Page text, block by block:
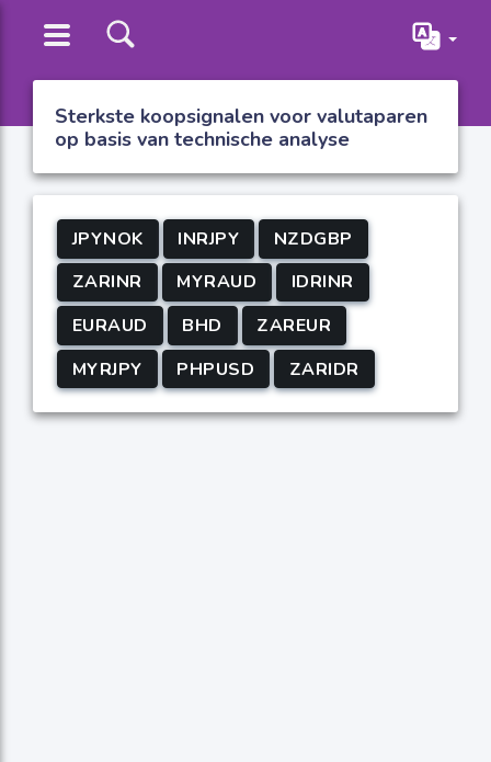
Sterkste koopsignalen voor valutaparen
op basis van technische analyse
JPYNOK INRJPY
NZDGBP
ZARINR
MYRAUD
IDRINR
EURAUD
BHD
ZAREUR
MYRJPY
PHPUSD ZARIDR